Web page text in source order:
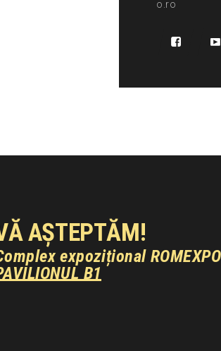
o.ro
AȘTEPTĂM!
expozițional ROMEXPO
B1